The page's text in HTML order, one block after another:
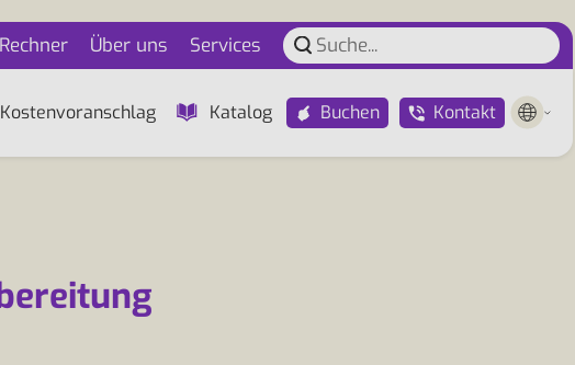
Über uns Services
Kostenvoranschlag Katalog Buchen Kontakt